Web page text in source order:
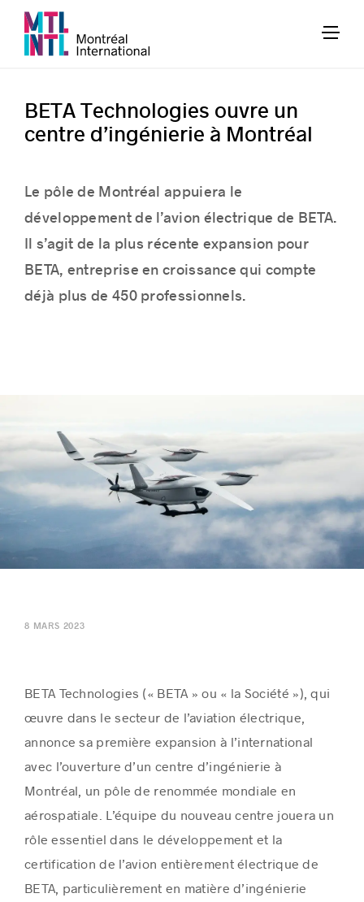
Histoires de réussite
BETA Technologies ouvre un
centre d’ingénierie à Montréal
Le pôle de Montréal appuiera le
développement de l’avion électrique de BETA.
Il s’agit de la plus récente expansion pour
BETA, entreprise en croissance qui compte
déjà plus de 450 professionnels.
8 MARS 2023
BETA Technologies (« BETA » ou « la Société ») ,qui
œuvre dans le secteur de l’aviation électrique
annoncesa première expansion à l’international
avec l’ouverture d’un centre d’ingénierie à
Montréal , un pôle de renommée mondiale en
aérospatiale. L’équipe du nouveau centre jouera un
rôleessentieldans le développement et la
certification de l’avion entièrementélectrique de
BETA , particulièrement en matière d’ingénierie